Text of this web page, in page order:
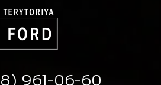
961-06-60